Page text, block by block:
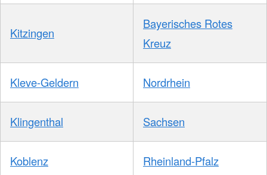
Kitzingen
Bayerisches Rotes
Kreuz
Kleve-Geldern Nordrhein
Klingenthal Sachsen
Koblenz Rheinland-Pfalz